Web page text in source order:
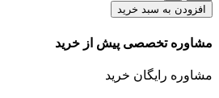
افزودن به سبد خرید
مشاوره تخصصی پیش از خرید
مشاوره رایگان خرید